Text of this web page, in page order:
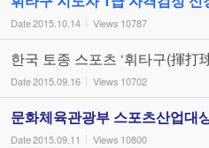
Date2015.10.14 Views 10787
한국 토종 스포츠 ‘휘타구(揮打
Date2015.09.16 Views 10702
문화체육관광부 스포츠산업대
Date2015.09.11 Views 10800